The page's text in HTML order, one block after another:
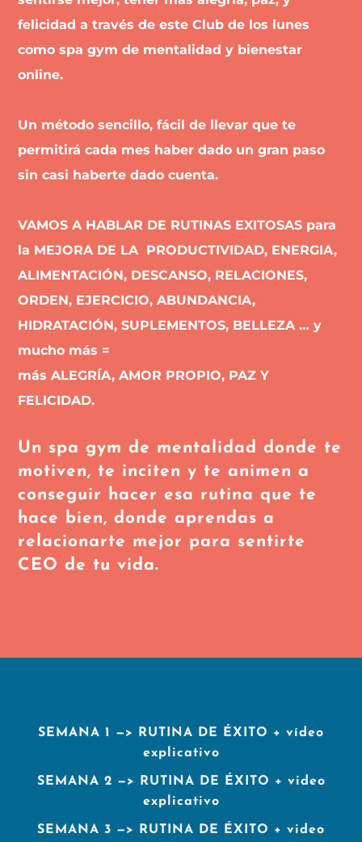
felicidad a través de este Club de los lunes
como spa gym de mentalidad y bienestar
online.
Un método sencillo, fácil de llevar que te
permitirá cada mes haber dado un gran paso
sin casi haberte dado cuenta.
VAMOS A HABLAR DE RUTINAS EXITOSAS para
la MEJORA DE LA PRODUCTIVIDAD, ENERGIA,
ALIMENTACIÓN, DESCANSO, RELACIONES,
ORDEN, EJERCICIO, ABUNDANCIA,
HIDRATACIÓN, SUPLEMENTOS, BELLEZA … y
mucho más =
más ALEGRÍA, AMOR PROPIO, PAZ Y
FELICIDAD.
Un spa gym de mentalidad donde te
motiven, te inciten y te animen a
conseguir hacer esa rutina que te
hace bien, donde aprendas a
relacionarte mejor para sentirte
CEO de tu vida.
SEMANA 1 —> RUTINA DE ÉXITO + vídeo
explicativo
SEMANA 2 —> RUTINA DE ÉXITO + video
explicativo
SEMANA 3 —> RUTINA DE ÉXITO + video